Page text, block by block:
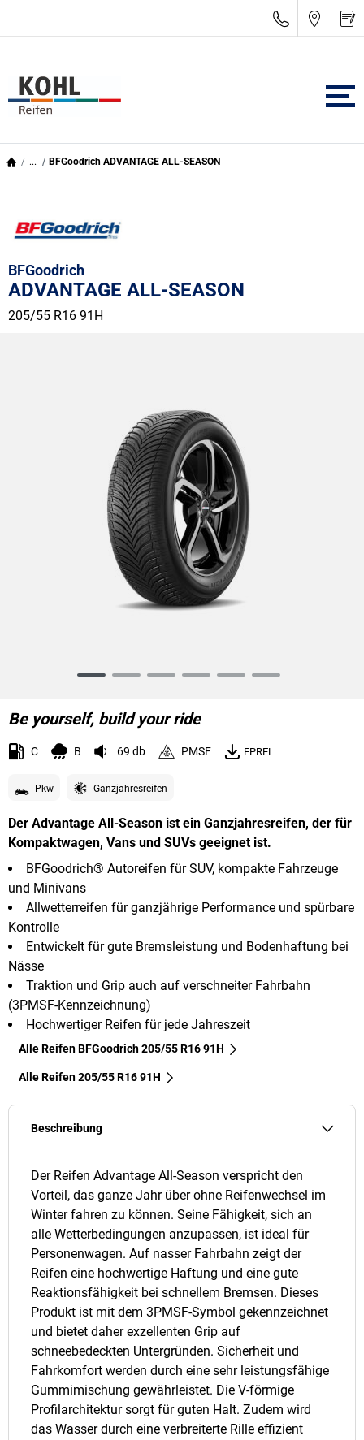
... BFGoodrich ADVANTAGE ALL-SEASON
BFGoodrich
ADVANTAGE ALL-SEASON
205/55 R16 91H
6
Be yourself, build your ride
C B 69 db PMSF EPREL
Pkw Ganzjahresreifen
Der Advantage All-Season ist ein Ganzjahresreifen, der für
Kompaktwagen, Vans und SUVs geeignet ist.
BFGoodrich® Autoreifen für SUV, kompakte Fahrzeuge
und Minivans
Allwetterreifen für ganzjährige Performance und spürbare
Kontrolle
Entwickelt für gute Bremsleistung und Bodenhaftung bei
Nässe
Traktion und Grip auch auf verschneiter Fahrbahn
(3PMSF-Kennzeichnung)
Hochwertiger Reifen für jede Jahreszeit
Alle Reifen BFGoodrich 205/55 R16 91H
Alle Reifen‎ 205/55 R16 91H
Beschreibung
Der Reifen Advantage All-Season verspricht den
Vorteil, das ganze Jahr über ohne Reifenwechsel im
Winter fahren zu können. Seine Fähigkeit, sich an
alle Wetterbedingungen anzupassen, ist ideal für
Personenwagen. Auf nasser Fahrbahn zeigt der
Reifen eine hochwertige Haftung und eine gute
Reaktionsfähigkeit bei schnellem Bremsen. Dieses
Produkt ist mit dem 3PMSF-Symbol gekennzeichnet
und bietet daher exzellenten Grip auf
schneebedeckten Untergründen. Sicherheit und
Fahrkomfort werden durch eine sehr leistungsfähige
Gummimischung gewährleistet. Die V-förmige
Profilarchitektur sorgt für guten Halt. Zudem wird
das Wasser durch eine verbreiterte Rille effizient